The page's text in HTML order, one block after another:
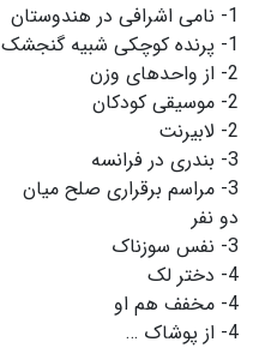
1- نامی اشرافی در هندوستان
1- پرنده کوچکی شبیه گنجشک
2- از واحدهای وزن
2- موسیقی کودکان
2- لابیرنت
3- بندری در فرانسه
3- مراسم برقراری صلح میان
دو نفر
3- نفس سوزناک
4- دختر لک
4- مخفف هم او
4- از پوشاک …